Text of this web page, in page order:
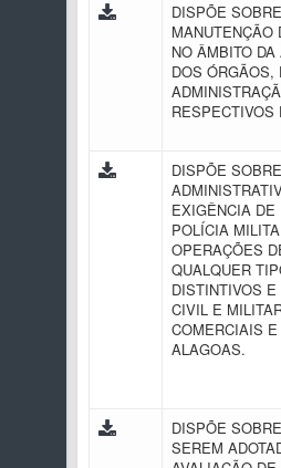
DISPÕE
MANUTENÇÃO
NO ÂMBITO
DOS ÓRGÃOS,
RESPECTIVOS
DISPÕE
EXIGÊNCIA DE
POLÍCIA
OPERAÇÕES
QUALQUER
DISTINTIVOS
CIVIL E
COMERCIAIS
ALAGOAS.
DISPÕE
SEREM